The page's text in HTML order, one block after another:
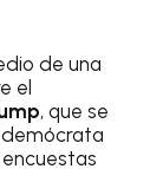
de una
el
, que se